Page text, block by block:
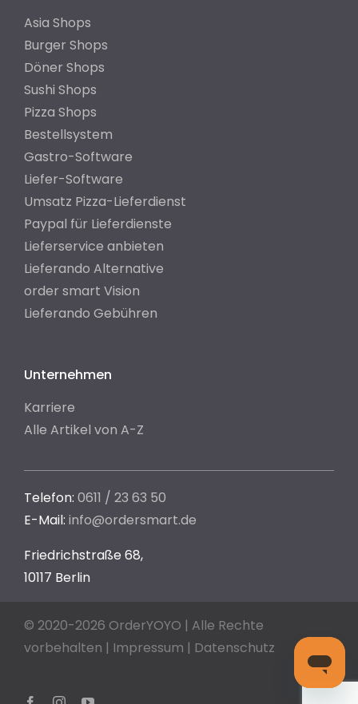
Asia Shops
Burger Shops
Döner Shops
Sushi Shops
Pizza Shops
Bestellsystem
Gastro-Software
Liefer-Software
Umsatz Pizza-Lieferdienst
Paypal für Lieferdienste
Lieferservice anbieten
Lieferando Alternative
order smart Vision
Lieferando Gebühren
Unternehmen
Karriere
Alle Artikel von A-Z
Telefon: 0611 / 23 63 50
E-Mail: info@ordersmart.de
Friedrichstraße 68,
10117 Berlin
© 2020-2026 OrderYOYO | Alle Rechte
vorbehalten | Impressum | Datenschutz